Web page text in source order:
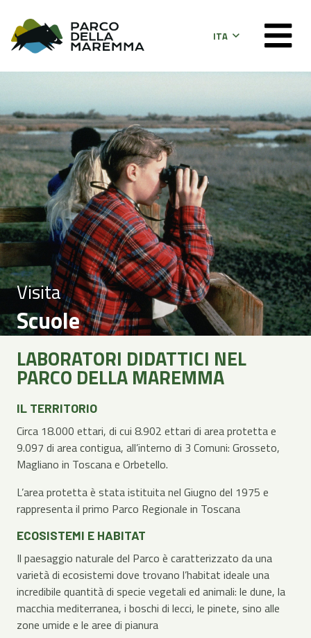
ITA
Visita
Scuole
LABORATORI DIDATTICI NEL
PARCO DELLA MAREMMA
IL TERRITORIO
Circa 18.000 ettari, di cui 8.902 ettari di area protetta e
9.097 di area contigua, all’interno di 3 Comuni: Grosseto,
Magliano in Toscana e Orbetello.
L’area protetta è stata istituita nel Giugno del 1975 e
rappresenta il primo Parco Regionale in Toscana
ECOSISTEMI E HABITAT
Il paesaggio naturale del Parco è caratterizzato da una
varietà di ecosistemi dove trovano l’habitat ideale una
incredibile quantità di specie vegetali ed animali: le dune, la
macchia mediterranea, i boschi di lecci, le pinete, sino alle
zone umide e le aree di pianura